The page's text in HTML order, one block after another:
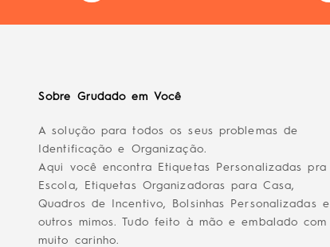
Sobre Grudado em Você
A solução para todos os seus problemas de
Identificação e Organização.
Aqui você encontra Etiquetas Personalizadas pra
Escola, Etiquetas Organizadoras para Casa,
Quadros de Incentivo, Bolsinhas Personalizadas e
outros mimos. Tudo feito à mão e embalado com
muito carinho.